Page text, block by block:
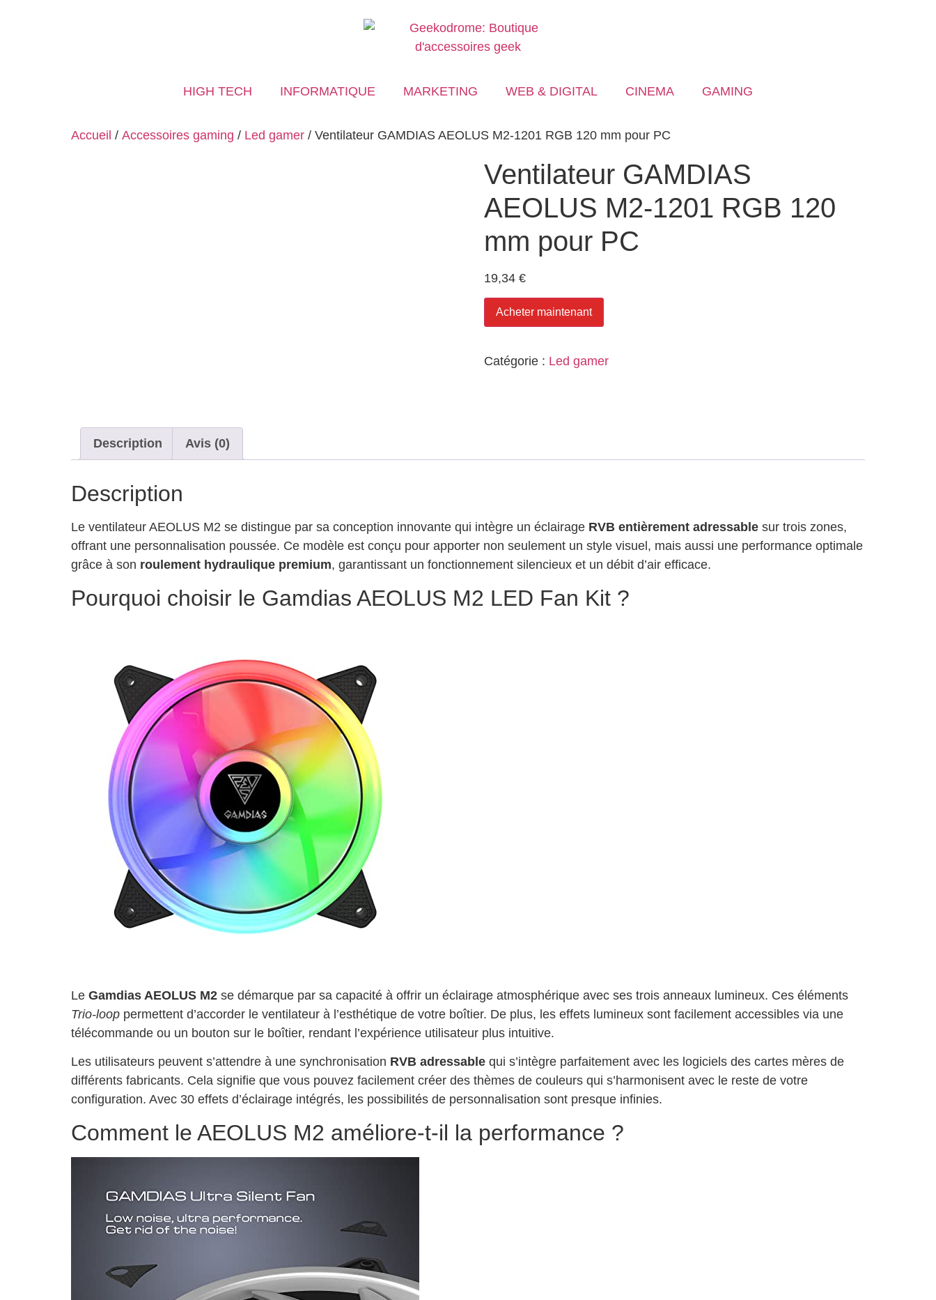
HIGH TECH INFORMATIQUE MARKETING WEB & DIGITAL CINEMA GAMING
Accueil / Accessoires gaming / Led gamer / Ventilateur GAMDIAS AEOLUS M2-1201 RGB 120 mm pour PC
Ventilateur GAMDIAS
AEOLUS M2-1201 RGB 120
mm pour PC
19,34 €
Acheter maintenant
Catégorie : Led gamer
Description Avis (0)
Description
Le ventilateur AEOLUS M2 se distingue par sa conception innovante qui intègre un éclairage RVB entièrement adressable sur trois zones,
offrant une personnalisation poussée. Ce modèle est conçu pour apporter non seulement un style visuel, mais aussi une performance optimale
grâce à son roulement hydraulique premium, garantissant un fonctionnement silencieux et un débit d’air efficace.
Pourquoi choisir le Gamdias AEOLUS M2 LED Fan Kit ?
Le Gamdias AEOLUS M2 se démarque par sa capacité à offrir un éclairage atmosphérique avec ses trois anneaux lumineux. Ces éléments
Trio-loop permettent d’accorder le ventilateur à l’esthétique de votre boîtier. De plus, les effets lumineux sont facilement accessibles via une
télécommande ou un bouton sur le boîtier, rendant l’expérience utilisateur plus intuitive.
Les utilisateurs peuvent s’attendre à une synchronisation RVB adressable qui s’intègre parfaitement avec les logiciels des cartes mères de
différents fabricants. Cela signifie que vous pouvez facilement créer des thèmes de couleurs qui s’harmonisent avec le reste de votre
configuration. Avec 30 effets d’éclairage intégrés, les possibilités de personnalisation sont presque infinies.
Comment le AEOLUS M2 améliore-t-il la performance ?